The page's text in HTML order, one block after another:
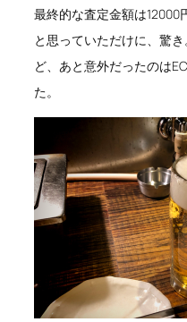
最終的な査定金額は
と思っていただけに、驚
ど、あと意外だったのは
た。